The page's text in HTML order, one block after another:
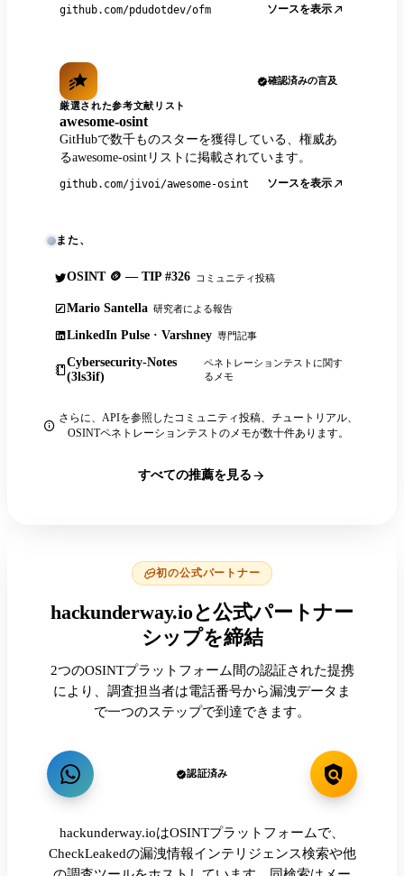
github.com/pdudotdev/ofm ソースを表示
確認済みの言及
厳選された参考文献リスト
awesome-osint
GitHubで数千ものスターを獲得している、権威あ
るawesome-osintリストに掲載されています。
github.com/jivoi/awesome-osint ソースを表示
また、
OSINT 🪙 — TIP #326 コミュニティ投稿
Mario Santella 研究者による報告
LinkedIn Pulse · Varshney 専門記事
Cybersecurity-Notes
(3ls3if)
ペネトレーションテストに関す
るメモ
さらに、APIを参照したコミュニティ投稿、チュートリアル、
OSINTペネトレーションテストのメモが数十件あります。
すべての推薦を見る
初の公式パートナー
hackunderway.ioと公式パートナー
シップを締結
2つのOSINTプラットフォーム間の認証された提携
により、調査担当者は電話番号から漏洩データま
で一つのステップで到達できます。
認証済み
hackunderway.ioはOSINTプラットフォームで、
CheckLeakedの漏洩情報インテリジェンス検索や他